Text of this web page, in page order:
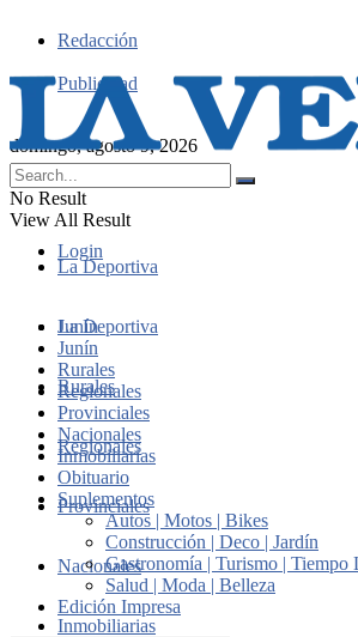
Redacción
Publicidad
domingo, agosto 9, 2026
Login
No Result
View All Result
La Deportiva
Junín
Rurales
Regionales
Provinciales
Nacionales
Inmobiliarias
La Deportiva
Junín
Rurales
Regionales
Provinciales
Nacionales
Inmobiliarias
Obituario
Suplementos
Autos | Motos | Bikes
Construcción | Deco | Jardín
Gastronomía | Turismo | Tiempo
Salud | Moda | Belleza
Edición Impresa